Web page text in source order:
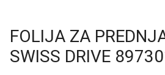
FOLIJA ZA
SWISS DRIVE